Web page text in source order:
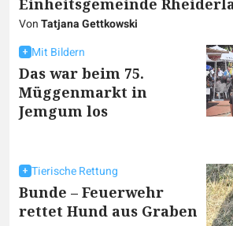
VonTatjana Gettkowski
Mit Bildern
Das war beim 75.
Müggenmarkt in
Jemgum los
Tierische Rettung
Bunde – Feuerwehr
rettet Hund aus Graben